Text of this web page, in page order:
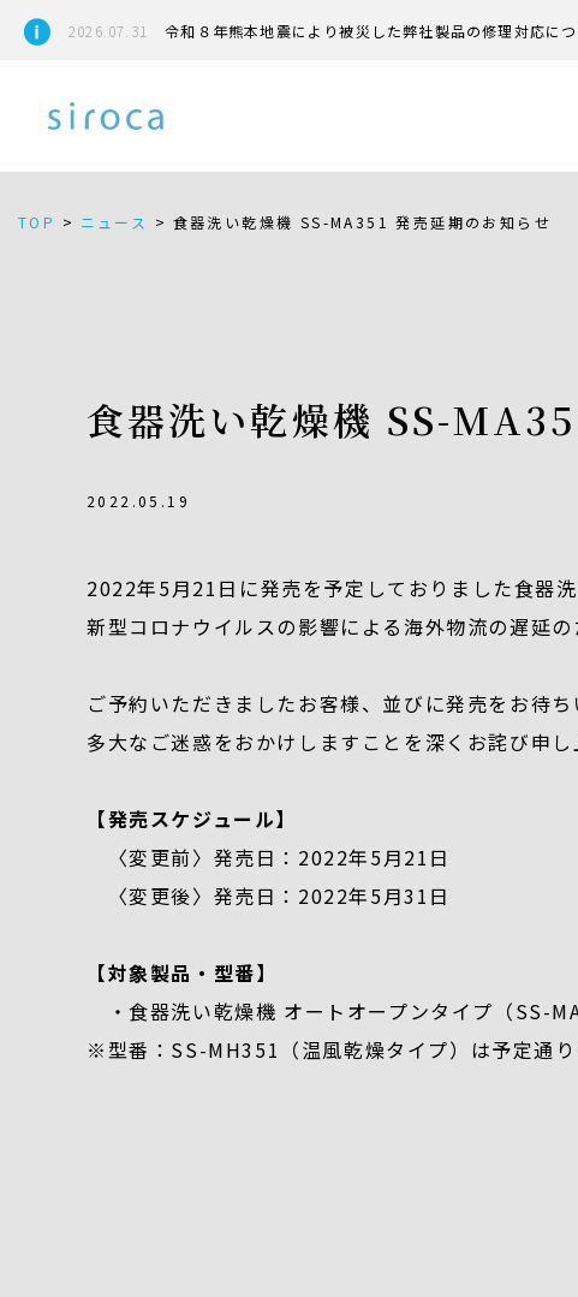
2026.07.31 令和８年熊本地震により被災した弊社製品の修理対応に
TOP > ニュース > 食器洗い乾燥機 SS-MA351 発売延期のお知らせ
食器洗い乾燥機 SS-
2022.05.19
2022年5月21日に発売を予定しておりました食器
新型コロナウイルスの影響による海外物流の遅延
ご予約いただきましたお客様、並びに発売をお待
多大なご迷惑をおかけしますことを深くお詫び申し
【発売スケジュール】
〈変更前〉発売日：2022年5月21日
〈変更後〉発売日：2022年5月31日
【対象製品・型番】
・食器洗い乾燥機 オートオープンタイプ（SS-
※型番：SS-MH351（温風乾燥タイプ）は予定通